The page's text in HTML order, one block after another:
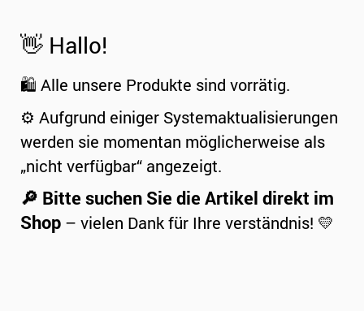
👋 Hallo!
🛍️ Alle unsere Produkte sind vorrätig.
⚙️ Aufgrund einiger Systemaktualisierungen
werden sie momentan möglicherweise als
„nicht verfügbar“ angezeigt.
🔎 Bitte suchen Sie die Artikel direkt im
Shop – vielen Dank für Ihre verständnis! 💛